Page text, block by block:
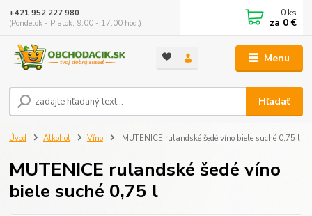
Menu
Hľadať
+421 952 227 980
(Pondelok - Piatok, 9:00 - 17:00 hod.)
0 ks
za 0 €
Úvod Alkohol Víno MUTENICE rulandské šedé víno biele suché 0,75 l
MUTENICE rulandské šedé víno
biele suché 0,75 l